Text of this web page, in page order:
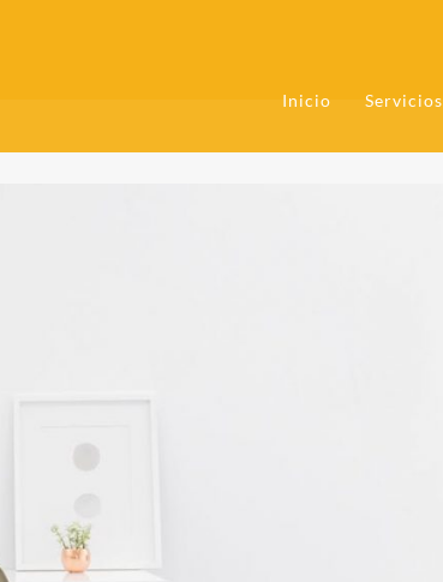
Inicio Servicios